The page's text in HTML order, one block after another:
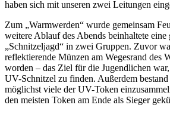
haben sich mit unseren zwei Leitungen
Zum „Warmwerden“ wurde gemeinsam
weitere Ablauf des Abends beinhaltete eine
„Schnitzeljagd“ in zwei Gruppen. Zuvor
reflektierende Münzen am Wegesrand des
worden – das Ziel für die Jugendlichen
UV-Schnitzel zu finden. Außerdem
möglichst viele der UV-Token
den meisten Token am Ende als Sieger